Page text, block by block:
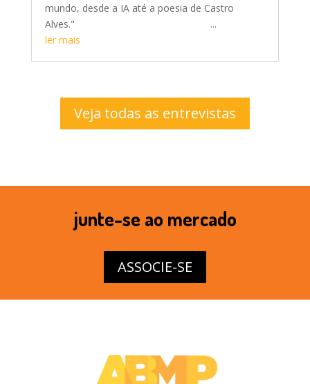
mundo, desde a IA até a poesia de Castro
Alves." ...
ler mais
Veja todas as entrevistas
junte-se ao mercado
ASSOCIE-SE